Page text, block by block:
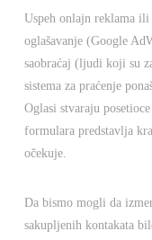
Uspeh onlajn reklama ili
oglašavanje (Google
saobraćaj (ljudi koji su
sistema za praćenje
Oglasi stvaraju
formulara predstavlja
očekuje.
Da bismo mogli da
sakupljenih kontakata